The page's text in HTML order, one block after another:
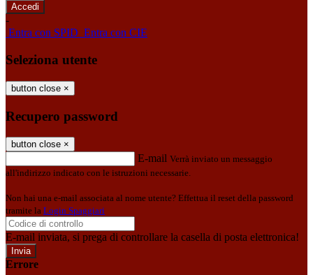
-
Entra con SPID Entra con CIE
Seleziona utente
button close ×
Recupero password
button close ×
E-mail Verrà inviato un messaggio
all'indirizzo indicato con le istruzioni necessarie.
Non hai una e-mail associata al nome utente? Effettua il reset della password
tramite la Login Spaggiari
E-mail inviata, si prega di controllare la casella di posta elettronica!
Errore